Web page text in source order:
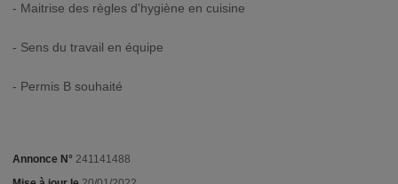
- Maitrise des règles d'hygiène en cuisine
- Sens du travail en équipe
- Permis B souhaité
Annonce N° 241141488